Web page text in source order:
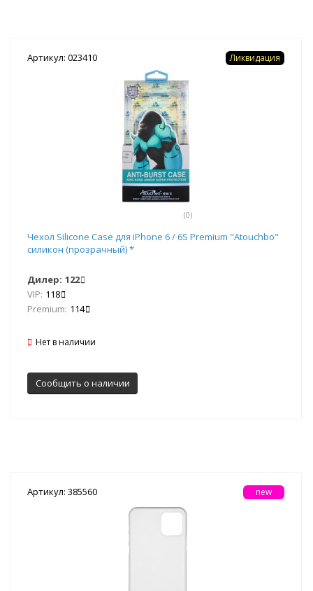
Артикул: 023410
(0)
Ликвидация
Чехол Silicone Case для iPhone 6 / 6S Premium "Atouchbo"
силикон (прозрачный) *
Дилер: 122
VIP: 118
Premium: 114
Нет в наличии
Сообщить о наличии
Артикул: 385560 new